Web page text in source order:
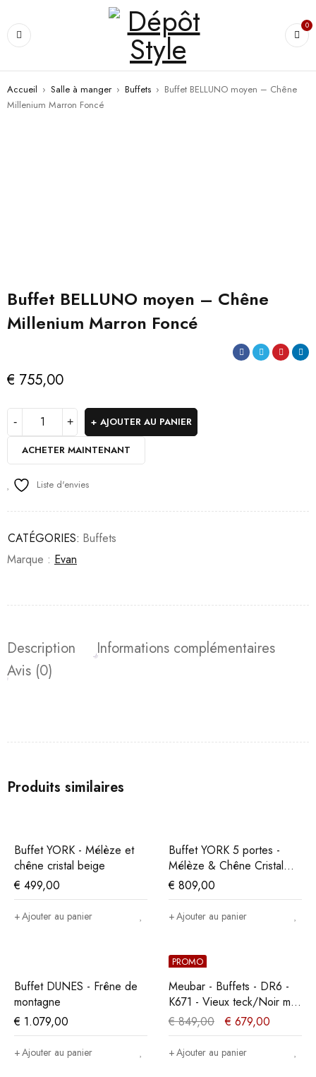
0
Accueil › Salle à manger › Buffets › Buffet BELLUNO moyen – Chêne
Millenium Marron Foncé
Buffet BELLUNO moyen – Chêne
Millenium Marron Foncé
€ 755,00
AJOUTER AU PANIER
ACHETER MAINTENANT
Liste d'envies
CATÉGORIES: Buffets
Marque : Evan
Description
Informations complémentaires
Avis (0)
Produits similaires
Buffet YORK - Mélèze et
chêne cristal beige
€ 499,00
Ajouter au panier
Buffet YORK 5 portes -
Mélèze & Chêne Cristal
Beige
€ 809,00
Ajouter au panier
Buffet DUNES - Frêne de
montagne
€ 1.079,00
Ajouter au panier
PROMO
Meubar - Buffets - DR6 -
K671 - Vieux teck/Noir mat
- 238x90x50cm
€849,00 € 679,00
Ajouter au panier